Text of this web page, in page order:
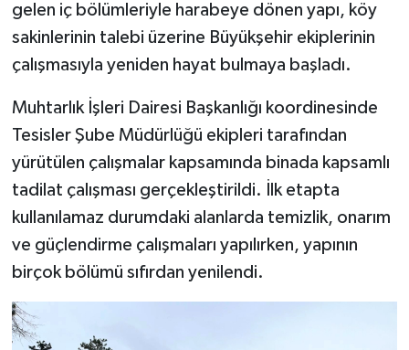
gelen iç bölümleriyle harabeye dönen yapı, köy
sakinlerinin talebi üzerine Büyükşehir ekiplerinin
çalışmasıyla yeniden hayat bulmaya başladı.
Muhtarlık İşleri Dairesi Başkanlığı koordinesinde
Tesisler Şube Müdürlüğü ekipleri tarafından
yürütülen çalışmalar kapsamında binada kapsamlı
tadilat çalışması gerçekleştirildi. İlk etapta
kullanılamaz durumdaki alanlarda temizlik, onarım
ve güçlendirme çalışmaları yapılırken, yapının
birçok bölümü sıfırdan yenilendi.